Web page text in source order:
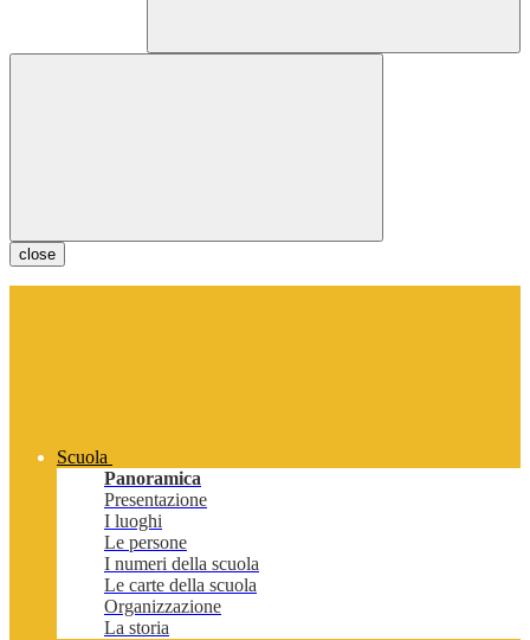
close
Scuola
Panoramica
Presentazione
I luoghi
Le persone
I numeri della scuola
Le carte della scuola
Organizzazione
La storia